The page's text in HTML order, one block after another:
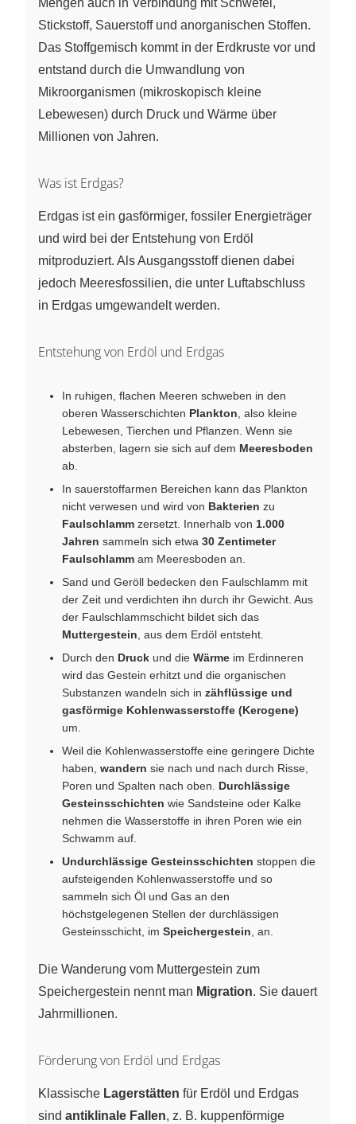
Stickstoff, Sauerstoff und anorganischen Stoffen.
Das Stoffgemisch kommt in der Erdkruste vor und
entstand durch die Umwandlung von
Mikroorganismen (mikroskopisch kleine
Lebewesen) durch Druck und Wärme über
Millionen von Jahren.
Was ist Erdgas?
Erdgas ist ein gasförmiger, fossiler Energieträger
und wird bei der Entstehung von Erdöl
mitproduziert. Als Ausgangsstoff dienen dabei
jedoch Meeresfossilien, die unter Luftabschluss
in Erdgas umgewandelt werden.
Entstehung von Erdöl und Erdgas
In ruhigen, flachen Meeren schweben in den
oberen Wasserschichten Plankton , also kleine
Lebewesen, Tierchen und Pflanzen. Wenn sie
absterben, lagern sie sich auf dem Meeresboden
ab.
In sauerstoffarmen Bereichen kann das Plankton
nicht verwesen und wird von Bakterien zu
Faulschlamm zersetzt. Innerhalb von 1.000
Jahren sammeln sich etwa 30 Zentimeter
Faulschlamm am Meeresboden an.
Sand und Geröll bedecken den Faulschlamm mit
der Zeit und verdichten ihn durch ihr Gewicht. Aus
der Faulschlammschicht bildet sich das
Muttergestein , aus dem Erdöl entsteht.
Durch den Druck und die Wärme im Erdinneren
wird das Gestein erhitzt und die organischen
Substanzen wandeln sich in zähflüssige und
gasförmige Kohlenwasserstoffe (Kerogene)
um.
Weil die Kohlenwasserstoffe eine geringere Dichte
haben, wandern sie nach und nach durch Risse,
Poren und Spalten nach oben. Durchlässige
Gesteinsschichten wie Sandsteine oder Kalke
nehmen die Wasserstoffe in ihren Poren wie ein
Schwamm auf.
Undurchlässige Gesteinsschichten stoppen die
aufsteigenden Kohlenwasserstoffe und so
sammeln sich Öl und Gas an den
höchstgelegenen Stellen der durchlässigen
Gesteinsschicht, im Speichergestein , an.
Die Wanderung vom Muttergestein zum
Speichergestein nennt man Migration. Sie dauert
Jahrmillionen.
Förderung von Erdöl und Erdgas
Klassische Lagerstätten für Erdöl und Erdgas
sind antiklinale Fallen, z. B. kuppenförmige